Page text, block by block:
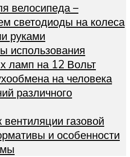
велосипеда –
светодиоды на колеса
руками
использования
ламп на 12 Вольт
на человека
различного
газовой
и особенности